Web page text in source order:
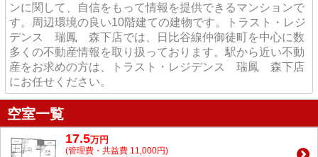
ンに関して、自信をもって情報を提供できるマンションで
す。周辺環境の良い10階建ての建物です。トラスト・レジ
デンス 瑞鳳 森下店では、日比谷線仲御徒町を中心に数
多くの不動産情報を取り扱っております。駅から近い不動
産をお求めの方は、トラスト・レジデンス 瑞鳳 森下店
にお任せください。
空室一覧
17.5万円
(管理費・共益費 11,000円)